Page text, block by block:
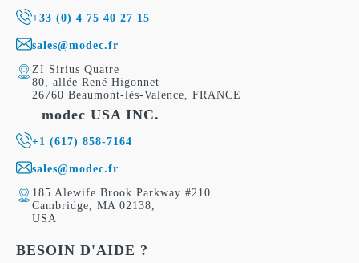
+33 (0) 4 75 40 27 15
sales@modec.fr
ZI Sirius Quatre
80, allée René Higonnet
26760 Beaumont-lès-Valence, FRANCE
modec USA INC.
+1 (617) 858-7164
sales@modec.fr
185 Alewife Brook Parkway #210
Cambridge, MA 02138,
USA
BESOIN D'AIDE ?